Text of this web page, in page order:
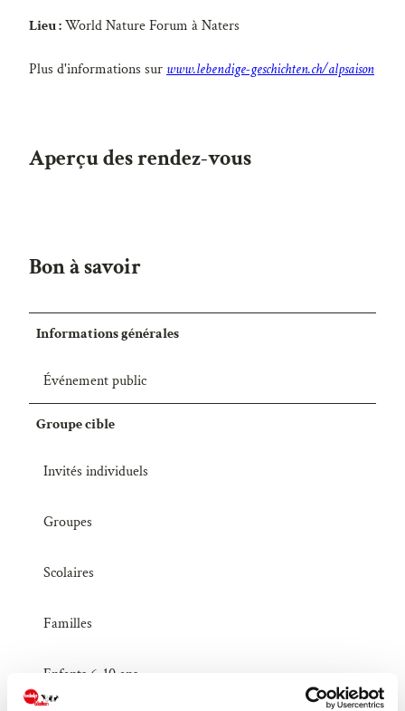
Lieu :World Nature Forum à Naters
Plus d'informations sur www.lebendige-geschichten.ch/alpsaison
Aperçu des rendez-vous
Bon à savoir
Informations générales
Événement public
Groupe cible
Invités individuels
Groupes
Scolaires
Familles
Enfants 6-10 ans